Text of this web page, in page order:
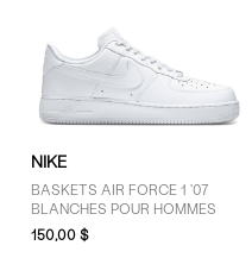
NIKE
BASKETS AIR FORCE 1 '07
BLANCHES POUR HOMMES
150,00 $